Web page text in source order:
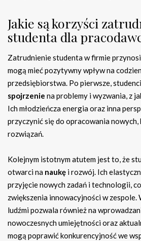
Jakie są korzyści
studenta dla
Zatrudnienie studenta w firmie
mogą mieć pozytywny wpływ na
przedsiębiorstwa. Po pierwsze,
spojrzenie na problemy i wyzwania, z
Ich młodzieńcza energia oraz inna
przyczynić się do opracowania
rozwiązań.
Kolejnym istotnym atutem jest to, że
otwarci na naukę i rozwój. Ich
przyjęcie nowych zadań i technologii,
zwiększenia innowacyjności w zespole.
ludźmi pozwala również na
nowoczesnych umiejętności oraz
mogą poprawić konkurencyjność we